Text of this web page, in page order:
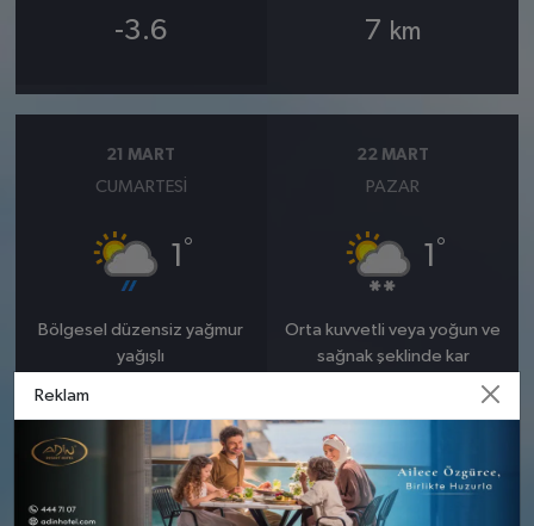
-3.6 7 km
21 MART
CUMARTESI
1 °
Bölgesel düzensiz yağmur
yağışlı
Rüzgar: 13 km/h
Yağış Olasılığı: %85
Kar Olasılığı: %24
22 MART
PAZAR
1 °
Orta kuvvetli veya yoğun ve
sağnak şeklinde kar
Rüzgar: 9 km/h
Yağış Olasılığı: %85
Kar Olasılığı: %10
Reklam